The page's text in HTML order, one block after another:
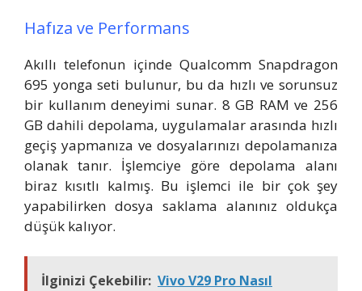
Hafıza ve Performans
Akıllı telefonun içinde Qualcomm Snapdragon
695 yonga seti bulunur, bu da hızlı ve sorunsuz
bir kullanım deneyimi sunar. 8 GB RAM ve 256
GB dahili depolama, uygulamalar arasında hızlı
geçiş yapmanıza ve dosyalarınızı depolamanıza
olanak tanır. İşlemciye göre depolama alanı
biraz kısıtlı kalmış. Bu işlemci ile bir çok şey
yapabilirken dosya saklama alanınız oldukça
düşük kalıyor.
İlginizi Çekebilir: Vivo V29 Pro Nasıl